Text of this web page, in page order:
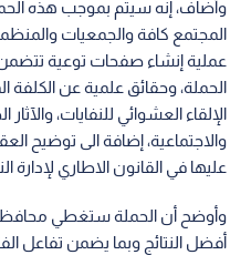
وأضاف، إنه سيتم بموجب هذه
المجتمع كافة والجمعيات
عملية إنشاء صفحات توعية
الحملة، وحقائق علمية عن الكلفة
الإلقاء العشوائي للنفايات،
والاجتماعية، إضافة الى توضيح
عليها في القانون الاطاري لإدارة
وأوضح أن الحملة ستغطي
أفضل النتائج وبما يضمن تفاعل